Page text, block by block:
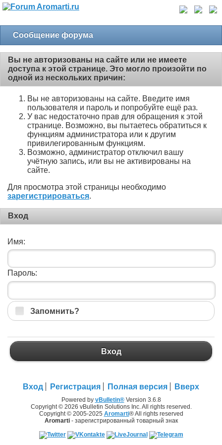
Сообщение форума
Вы не авторизованы на сайте или не имеете
доступа к этой странице. Это могло произойти по
одной из нескольких причин:
Вы не авторизованы на сайте. Введите имя
пользователя и пароль и попробуйте ещё раз.
У вас недостаточно прав для обращения к этой
странице. Возможно, вы пытаетесь обратиться к
функциям администратора или к другим
привилегированным функциям.
Возможно, администратор отключил вашу
учётную запись, или вы не активированы на
сайте.
Для просмотра этой страницы необходимо
зарегистрироваться.
Вход
Имя:
Пароль:
Запомнить?
Вход
Вход Регистрация Полная версия Вверх
Powered by vBulletin®Version 3.6.8
Copyright © 2026 vBulletin Solutions Inc. All rights reserved.
Copyright © 2005-2025 Aromarti® All rights reserved
Aromarti- зарегистрированный товарный знак